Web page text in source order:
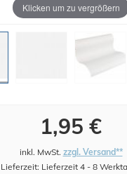
Klicken um zu vergrößern
1,95 €
inkl. MwSt. zzgl. Versand**
Lieferzeit: Lieferzeit 4 - 8